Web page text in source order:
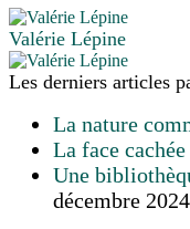
Valérie Lépine
Les derniers articles
La nature
La face
Une
décembre 2024